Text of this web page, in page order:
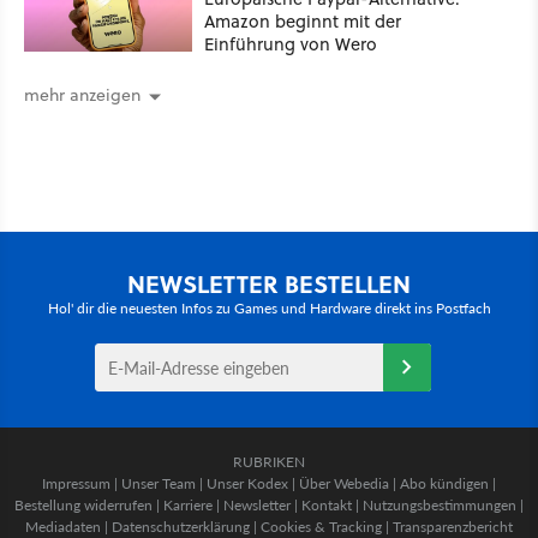
Amazon beginnt mit der
Einführung von Wero
mehr anzeigen
NEWSLETTER BESTELLEN
Hol' dir die neuesten Infos zu Games und Hardware direkt ins Postfach
RUBRIKEN
Impressum | Unser Team | Unser Kodex | Über Webedia | Abo kündigen |
Bestellung widerrufen | Karriere | Newsletter | Kontakt | Nutzungsbestimmungen |
Mediadaten | Datenschutzerklärung | Cookies & Tracking | Transparenzbericht